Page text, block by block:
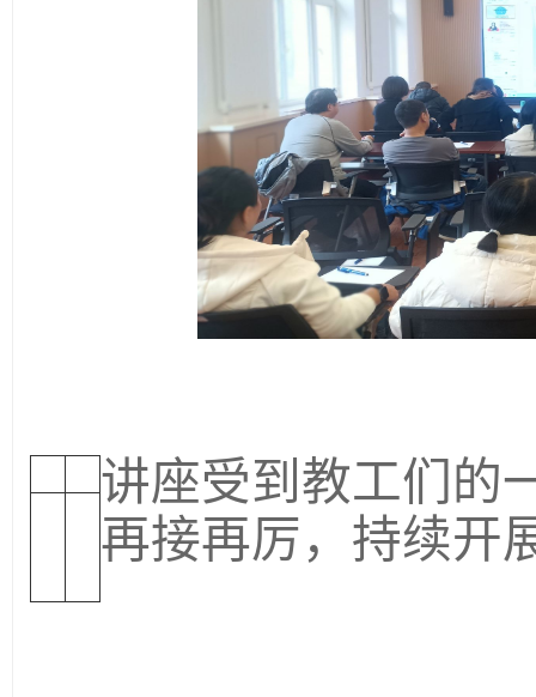
讲座受到教工们的
再接再厉，持续开